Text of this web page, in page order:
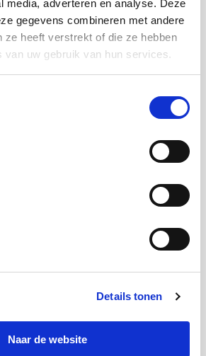
media, adverteren en analyse. Deze
gegevens combineren met andere
ze heeft verstrekt of die ze hebben
van uw gebruik van hun services.
Details tonen
Naar de website
Mijn dochter Britt (nu 13
en mijn andere dochter Lotte
is goed te leven
jaar dat ik deze “ziekte”
sport lijden er niet onder.
Door de longembolie is een
afgestorven waardoor ik
mis. Desondanks
het leven met mijn vrouw en